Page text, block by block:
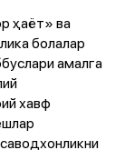
ҳаёт» ва
болалар
амалга
хавф